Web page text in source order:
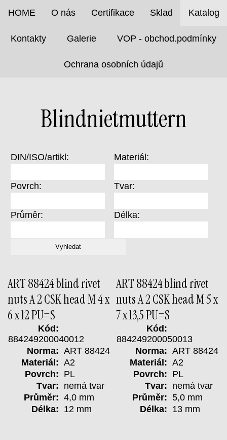
Blindnietmuttern
ART 88424 blind rivet
nuts A 2 CSK head M 4 x
6 x 12 PU=S
Kód:
884249200040012
Norma: ART 88424
Materiál: A2
Povrch: PL
Tvar: nemá tvar
Průměr: 4,0 mm
Délka: 12 mm
ART 88424 blind rivet
nuts A 2 CSK head M 5 x
7 x 13,5 PU=S
Kód:
884249200050013
Norma: ART 88424
Materiál: A2
Povrch: PL
Tvar: nemá tvar
Průměr: 5,0 mm
Délka: 13 mm
DIN/ISO/artikl: Materiál:
Povrch: Tvar:
Průměr: Délka:
HOME O nás Certifikace Sklad Katalog
Kontakty Galerie VOP - obchod.podmínky
Ochrana osobních údajů